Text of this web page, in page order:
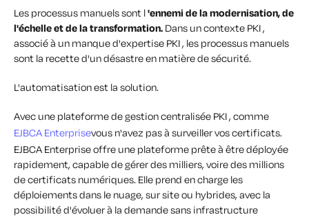
Les processus manuels sont l'ennemi de la modernisation, de
l'échelle et de la transformation. Dans un contexte PKI ,
associé à un manque d'expertise PKI , les processus manuels
sont la recette d'un désastre en matière de sécurité.
L'automatisation est la solution.
Avec une plateforme de gestion centralisée PKI , comme
EJBCA Enterprisevous n'avez pas à surveiller vos certificats.
EJBCA Enterprise offre une plateforme prête à être déployée
rapidement, capable de gérer des milliers, voire des millions
de certificats numériques. Elle prend en charge les
déploiements dans le nuage, sur site ou hybrides, avec la
possibilité d'évoluer à la demande sans infrastructure